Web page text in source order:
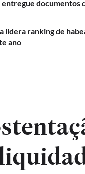
documentos
lidera ranking de
ano